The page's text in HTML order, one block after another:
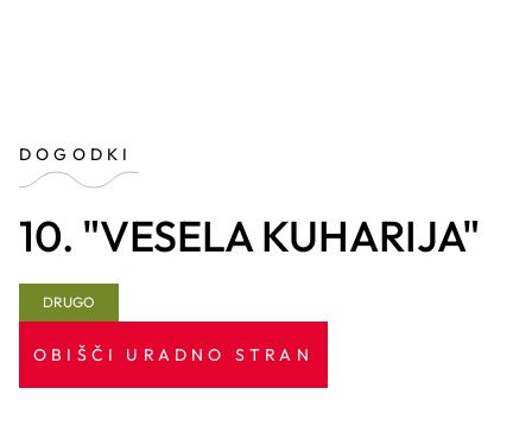
DOGODKI
10. "VESELA KUHARIJA"
DRUGO
OBIŠČI URADNO STRAN